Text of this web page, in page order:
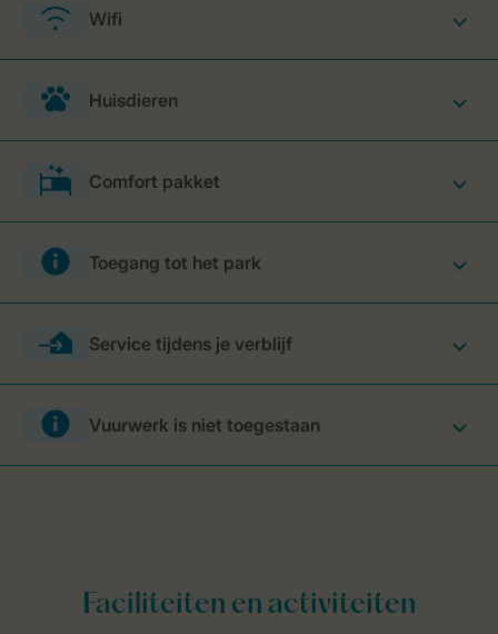
Wifi
Huisdieren
Comfort pakket
Toegang tot het park
Service tijdens je verblijf
Vuurwerk is niet toegestaan